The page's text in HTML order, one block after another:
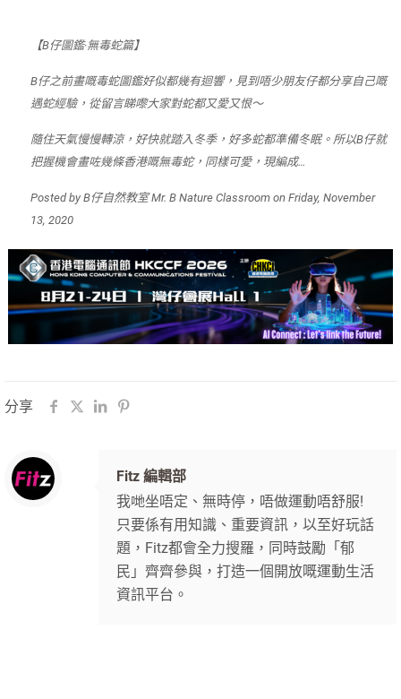
【B仔圖鑑·無毒蛇篇】
B仔之前畫嘅毒蛇圖鑑好似都幾有迴響，見到唔少朋友仔都分享自己嘅
遇蛇經驗，從留言睇嚟大家對蛇都又愛又恨～
隨住天氣慢慢轉涼，好快就踏入冬季，好多蛇都準備冬眠。所以B仔就
把握機會畫咗幾條香港嘅無毒蛇，同樣可愛，現編成…
Posted byB仔自然教室 Mr. B Nature Classroom onFriday, November
13, 2020
分享
Fitz 編輯部
我哋坐唔定、無時停，唔做運動唔舒服!
只要係有用知識、重要資訊，以至好玩話
題，Fitz都會全力搜羅，同時鼓勵「郁
民」齊齊參與，打造一個開放嘅運動生活
資訊平台。